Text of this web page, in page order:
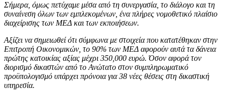
Σήμερα, όμως πετύχαμε μέσα από τη συνεργασία, το διάλογο και τη
συναίνεση όλων των εμπλεκομένων, ένα πλήρες νομοθετικό πλαίσιο
διαχείρισης των ΜΕΔ και των εκποιήσεων.
Αξίζει να σημειωθεί ότι σύμφωνα με στοιχεία που κατατέθηκαν στην
Επιτροπή Οικονομικών, το 90% των ΜΕΔ αφορούν αυτά τα δάνεια
πρώτης κατοικίας αξίας μέχρι 350,000 ευρώ. Όσον αφορά τον
διορισμό δικαστών από το Ανώτατο στον συμπληρωματικό
προϋπολογισμό υπάρχει πρόνοια για 38 νέες θέσεις στη δικαστική
υπηρεσία.